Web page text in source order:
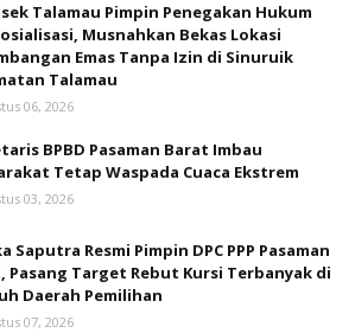
Talamau Pimpin Penegakan Hukum
Musnahkan Bekas Lokasi
Emas Tanpa Izin di Sinuruik
Talamau
06, 2026
BPBD Pasaman Barat Imbau
Tetap Waspada Cuaca Ekstrem
03, 2026
Saputra Resmi Pimpin DPC PPP Pasaman
Pasang Target Rebut Kursi Terbanyak di
Daerah Pemilihan
07, 2026